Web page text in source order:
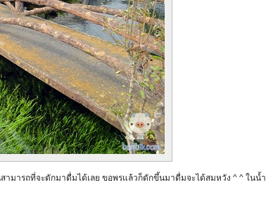
มารถที่จะตักมาดื่มได้เลย ขอพรแล้วก็ตักขึ้นมาดื่มจะได้สมหวัง ^ ^ ในน้ำ